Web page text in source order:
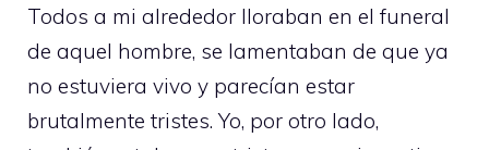
Todos a mi alrededor lloraban en el funeral
de aquel hombre, se lamentaban de que ya
no estuviera vivo y parecían estar
brutalmente tristes. Yo, por otro lado,